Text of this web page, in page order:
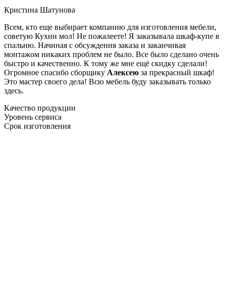
Кристина Шатунова
Всем, кто еще выбирает компанию для изготовления мебели,
советую Кухни мол! Не пожалеете! Я заказывала шкаф-купе в
спальню. Начиная с обсуждения заказа и заканчивая
монтажом никаких проблем не было. Все было сделано очень
быстро и качественно. К тому же мне ещё скидку сделали!
Огромное спасибо сборщику Алексею за прекрасный шкаф!
Это мастер своего дела! Всю мебель буду заказывать только
здесь.
Качество продукции
Уровень сервиса
Срок изготовления